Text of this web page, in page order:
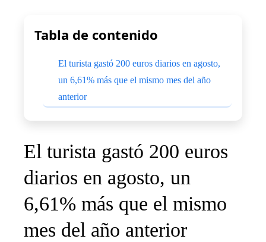
Tabla de contenido
El turista gastó 200 euros diarios en agosto,
un 6,61% más que el mismo mes del año
anterior
El turista gastó 200 euros
diarios en agosto, un
6,61% más que el mismo
mes del año anterior